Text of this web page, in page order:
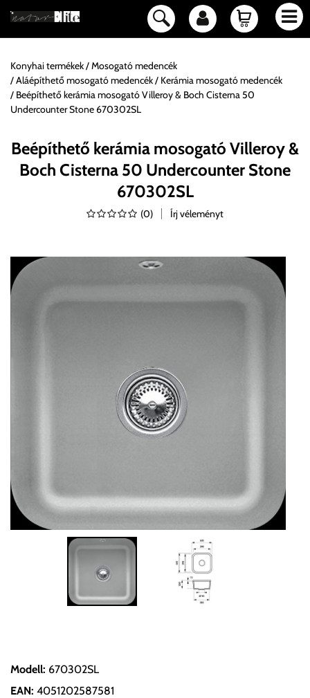
Konyhai termékek
Mosogató medencék
Aláépíthető mosogató medencék
Kerámia mosogató medencék
Beépíthető kerámia mosogató Villeroy & Boch Cisterna 50
Undercounter Stone 670302SL
Beépíthető kerámia mosogató Villeroy &
Boch Cisterna 50 Undercounter Stone
670302SL
(0) Írj véleményt
Modell: 670302SL
EAN: 4051202587581